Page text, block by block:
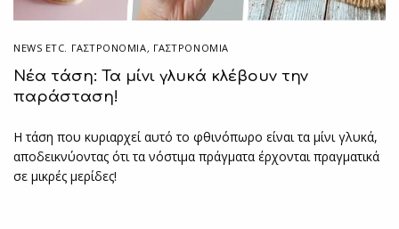
NEWS ETC. ΓΑΣΤΡΟΝΟΜΊΑ, ΓΑΣΤΡΟΝΟΜΙΑ
Νέα τάση: Τα μίνι γλυκά κλέβουν την
παράσταση!
Η τάση που κυριαρχεί αυτό το φθινόπωρο είναι τα μίνι γλυκά,
αποδεικνύοντας ότι τα νόστιμα πράγματα έρχονται πραγματικά
σε μικρές μερίδες!